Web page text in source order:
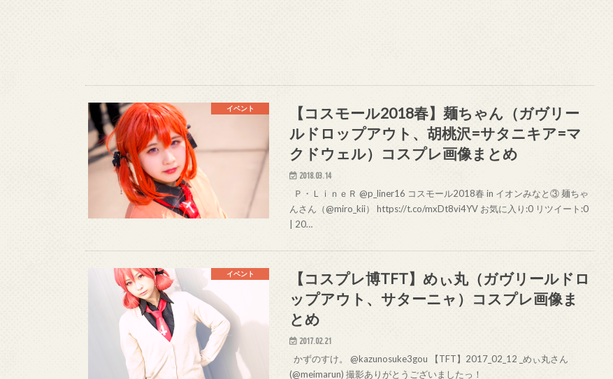
イベント
【コスモール2018春】麺ちゃん（ガヴリー
ルドロップアウト、胡桃沢=サタニキア=マ
クドウェル）コスプレ画像まとめ
2018.03.14
Ｐ・ＬｉｎｅＲ @p_liner16 コスモール2018春 in イオンみなと③ 麺ちゃ
んさん（@miro_kii） https://t.co/mxDt8vi4YV お気に入り:0 リツイート:0
| 20…
イベント
【コスプレ博TFT】めぃ丸（ガヴリールドロ
ップアウト、サターニャ）コスプレ画像ま
とめ
2017.02.21
かずのすけ。 @kazunosuke3gou 【TFT】2017_02_12 _めぃ丸さん
(@meimarun) 撮影ありがとうございましたっ！